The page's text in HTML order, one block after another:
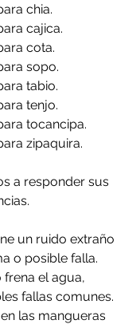
chia.
cajica.
cota.
sopo.
tabio.
tenjo.
tocancipa.
zipaquira.
a responder sus
un ruido extraño
o posible falla.
frena el agua,
fallas comunes.
las mangueras